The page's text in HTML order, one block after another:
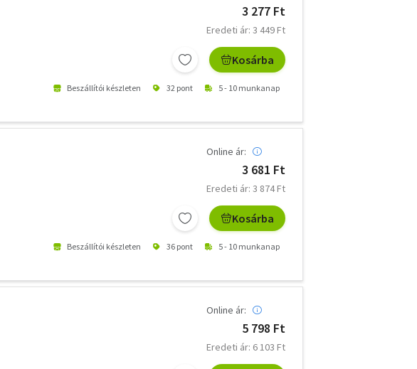
3 277 Ft
Eredeti ár: 3 449 Ft
Kosárba
Beszállítói készleten 32 pont 5 - 10 munkanap
Online ár:
3 681 Ft
Eredeti ár: 3 874 Ft
Kosárba
Beszállítói készleten 36 pont 5 - 10 munkanap
Online ár:
5 798 Ft
Eredeti ár: 6 103 Ft